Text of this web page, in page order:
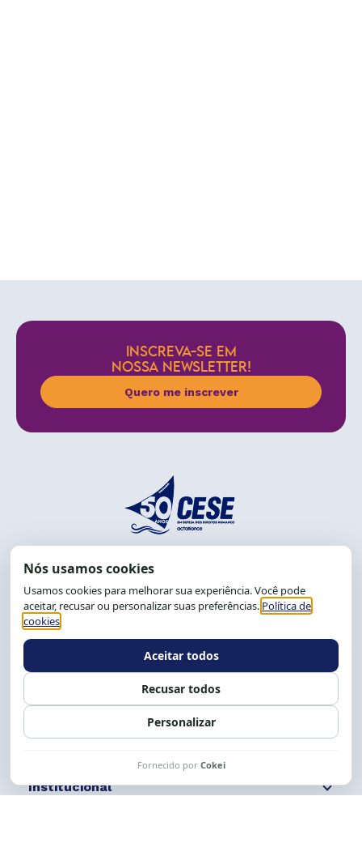
INSCREVA-SE EM
NOSSA NEWSLETTER!
Quero me inscrever
End.: R. da Graça, 150. Graça
CEP: 40.150-055
Salvador-BA, Brasil.
Tel.: (71) 2104-5457, Cel.: (71) 9 9239-2104 ou 2105
Expediente: 8h às 12h e 13 às 17h.
Siga nossas redes Fale conosco
Institucional